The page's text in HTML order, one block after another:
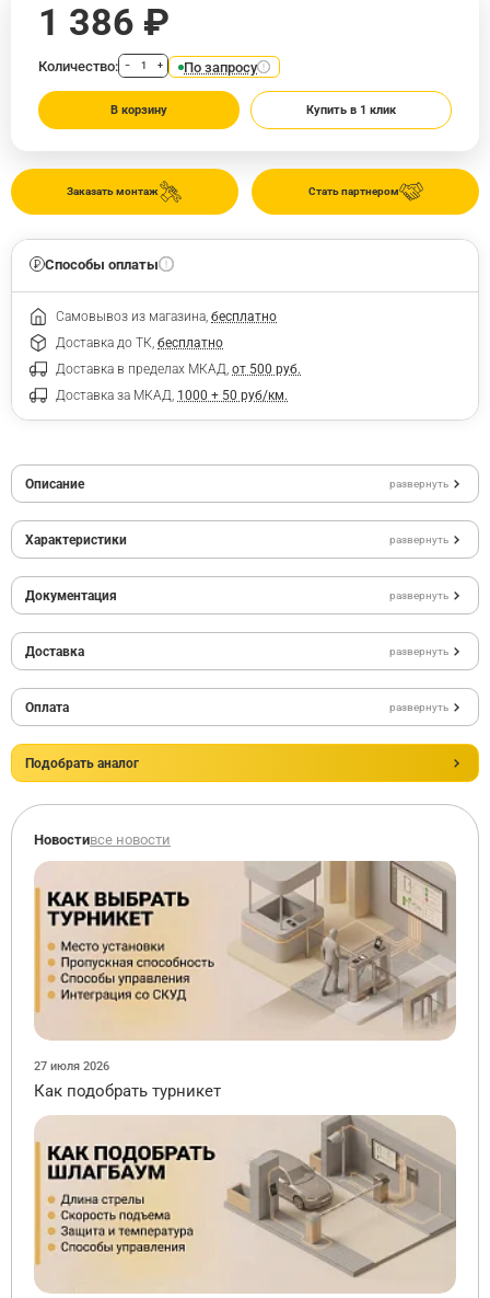
Стать партнером
Заказать монтаж
1 386 ₽
Количество: − + По запросу
В корзину Купить в 1 клик
Способы оплаты
Самовывоз из магазина, бесплатно
Доставка до ТК, бесплатно
Доставка в пределах МКАД, от 500 руб.
Доставка за МКАД, 1000 + 50 руб/км.
Описание развернуть
Характеристики развернуть
Документация развернуть
Доставка развернуть
Оплата развернуть
Подобрать аналог
Новостивсе новости
27 июля 2026
Как подобрать турникет